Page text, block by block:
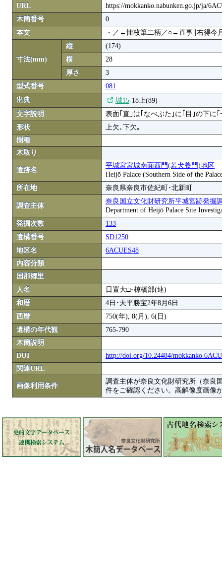
URL
https://mokkanko.nabunken.go.jp/ja/
木簡番号
0
本文
・／←卌枚筆二柄／○←直事∥右得今
寸法(mm)
縦
(174)
横
28
厚さ
3
型式番号
081
出典
城15-18上(89)
文字説明
表面｢直｣は｢なべぶた｣に｢目｣の下に
形状
上欠､下欠｡
樹種
木取り
遺跡名
平城宮宮城南面西門(若犬養門)地区
Heijō Palace (Southern Side of the
所在地
奈良県奈良市佐紀町･北新町
調査主体
奈良国立文化財研究所平城宮跡発掘
Department of Heijō Palace Site
発掘次数
133
遺構番号
SD1250
地区名
6ACUES48
内容分類
国郡郷里
人名
日置大□･椋橋部(連)
和暦
4日･天平勝宝2年8月6日
西暦
750(年), 8(月), 6(日)
遺構の年代観
765-790
木簡説明
DOI
http://doi.org/10.24484/
関連URL
画像利用条件
調査主体が奈良文化財研究所（奈良
件をご確認ください。高解像度画像